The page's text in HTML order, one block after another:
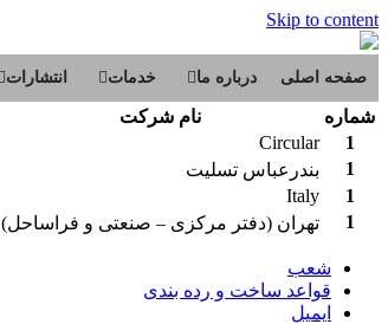
Skip to content
صفحه اصلی درباره ما خدمات انتشارات
شماره نام شرکت
1
Circular
1
بندرعباس تسلیت
1
Italy
1
تهران (دفتر مرکزی – صنعتی و فراساحل)
شعب
قواعد ساخت و رده بندی
ایمیل